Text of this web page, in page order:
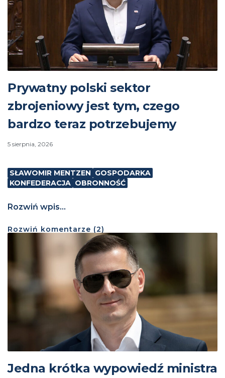
Prywatny polski sektor
zbrojeniowy jest tym, czego
bardzo teraz potrzebujemy
5 sierpnia, 2026
SŁAWOMIR MENTZEN GOSPODARKA
KONFEDERACJA OBRONNOŚĆ
Rozwiń wpis...
Rozwiń komentarze (2)
Jedna krótka wypowiedź ministra